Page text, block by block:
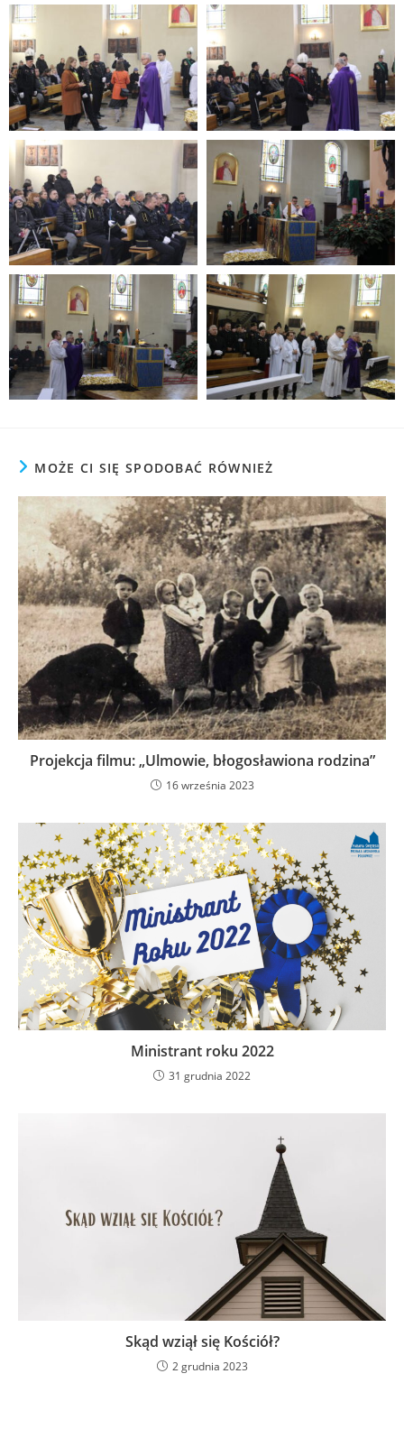
MOŻE CI SIĘ SPODOBAĆ RÓWNIEŻ
Projekcja filmu: „Ulmowie, błogosławiona rodzina”
16 września 2023
Ministrant roku 2022
31 grudnia 2022
Skąd wziął się Kościół?
2 grudnia 2023